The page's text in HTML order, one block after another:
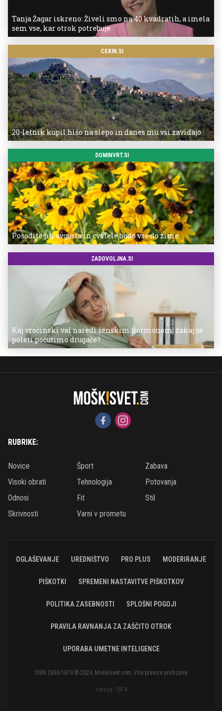
Tanja Žagar iskreno: Živeli smo na 40 kvadratih, a imela
sem vse, kar otrok potrebuje
CEKIN.SI
20-letnik kupil hišo na slepo in danes mu vsi zavidajo
DOMINVRT.SI
Posadite jih avgusta in cvetele bodo vse do zime
ZADOVOLJNA.SI
Kaj vročinski val naredi ženskim hormonom: zakaj se
poleti počutimo drugače?
RUBRIKE:
Novice Šport
Zabava
Visoki obrati
Tehnologija
Potovanja
Odnosi
Fit
Stil
Skrivnosti
Varni v prometu
OGLAŠEVANJE UREDNIŠTVO PRO PLUS MODERIRANJE
PIŠKOTKI SPREMENI NASTAVITVE PIŠKOTKOV
POLITIKA ZASEBNOSTI SPLOŠNI POGOJI
PRAVILA RAVNANJA ZA ZAŠČITO OTROK
UPORABA UMETNE INTELIGENCE
ISSN 2630-1679 © 2024, Moskisvet.com, Vse pravice pridržane
Verzija: 1874